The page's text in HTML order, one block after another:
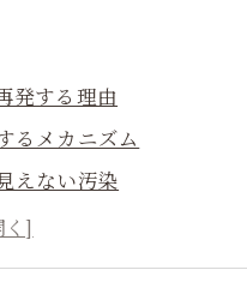
発する理由
るメカニズム
えない汚染
か
策